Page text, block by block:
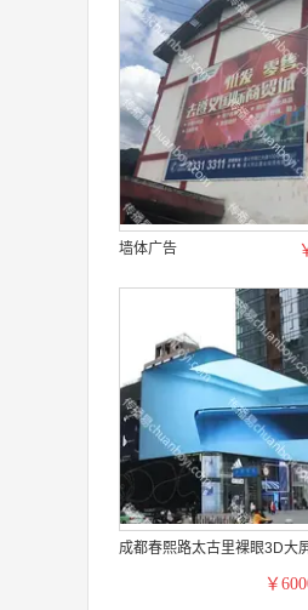
墙体广告
成都春熙路太古里裸眼3D大
￥